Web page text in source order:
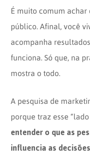
É muito comum achar
público. Afinal, você
acompanha
funciona. Só que, na
mostra o todo.
A pesquisa de
porque traz esse
entender o que as
influencia as